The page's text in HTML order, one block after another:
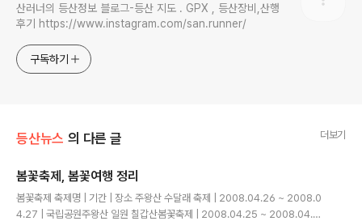
산러너의 등산정보 블로그-등산 지도 . GPX , 등산장비,산행
후기 https://www.instagram.com/san.runner/
구독하기
등산뉴스 의 다른 글 더보기
봄꽃축제, 봄꽃여행 정리
봄꽃축제 축제명 | 기간 | 장소 주왕산 수달래 축제 | 2008.04.26 ~ 2008.0
4.27 | 국립공원주왕산 일원 칠갑산봄꽃축제 | 2008.04.25 ~ 2008.04.30